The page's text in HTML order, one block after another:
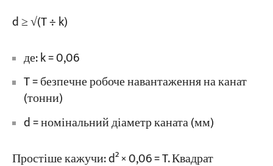
d ≥ √(T ÷ k)
де: k = 0,06
T = безпечне робоче навантаження на канат
(тонни)
d = номінальний діаметр каната (мм)
Простіше кажучи: d² × 0,06 = T. Квадрат